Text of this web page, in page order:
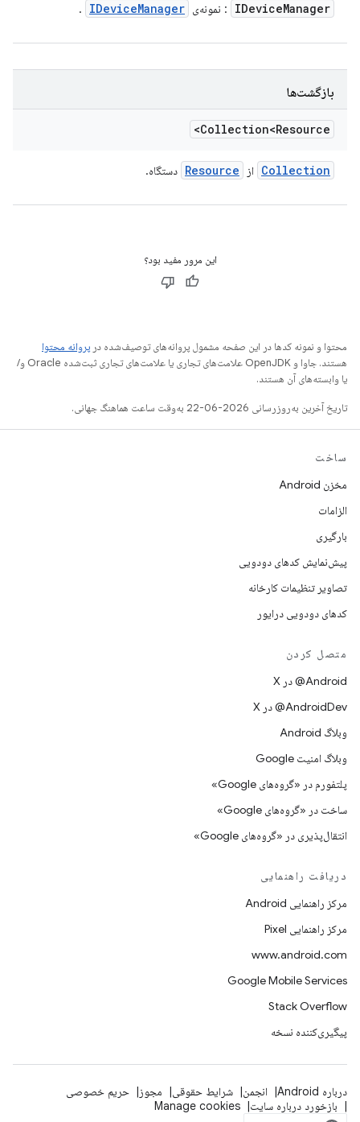
IDeviceManager : نمونه‌ی IDeviceManager
.
بازگشت‌ها
Collection<Resource>
Collection از Resource دستگاه.
این مرور مفید بود؟
محتوا و نمونه کدها در این صفحه مشمول پروانه‌های توصیف‌شده در پروانه محتوا
هستند. جاوا و OpenJDK علامت‌های تجاری یا علامت‌های تجاری ثبت‌شده Oracle و/
یا وابسته‌های آن هستند.
تاریخ آخرین به‌روزرسانی 2026-06-22 به‌وقت ساعت هماهنگ جهانی.
ساخت
مخزن Android
الزامات
بارگیری
پیش‌نمایش کدهای دودویی
تصاویر تنظیمات کارخانه
کدهای دودویی درایور
متصل کردن
‫‎@Android در X
‫‎@AndroidDev در X
وبلاگ Android
وبلاگ امنیت Google
پلتفورم در «گروه‌های Google»
ساخت در «گروه‌های Google»
انتقال‌پذیری در «گروه‌های Google»
دریافت راهنمایی
مرکز راهنمایی Android
مرکز راهنمایی Pixel
www.android.com
Google Mobile Services
Stack Overflow
پیگیری‌کننده نسخه
درباره Android انجمن شرایط حقوقی مجوز
حریم خصوصی
بازخورد درباره سایت
Manage cookies